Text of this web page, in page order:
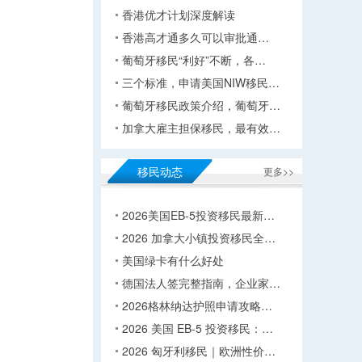
香港优才计划深度解读
香港高才通多久可以审批通…
葡萄牙移民“利好”不断，各…
三个标准，申请美国NIW移民…
葡萄牙移民政策介绍，葡萄牙…
加拿大雇主担保移民，最有效…
更多>>
移民动态
2026美国EB-5投资移民最新…
2026 加拿大小镇投资移民全…
美国绿卡有什么好处
德国法人签完整指南，企业家…
2026格林纳达护照申请攻略…
2026 美国 EB-5 投资移民：…
2026 匈牙利移民｜欧洲性价…